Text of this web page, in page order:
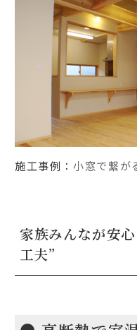
施工事例：小窓で繋が
家族みんなが安
工夫”